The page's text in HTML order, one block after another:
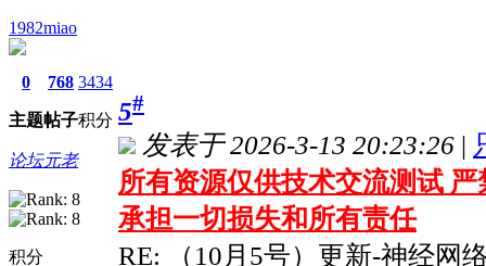
1982miao
0
主题
768
帖子
3434
积分
论坛元老
积分
5#
发表于 2026-3-13 20:23:26 |
所有资源仅供技术交流测试
承担一切损失和所有责任
RE: （10月5号）更新-神经网